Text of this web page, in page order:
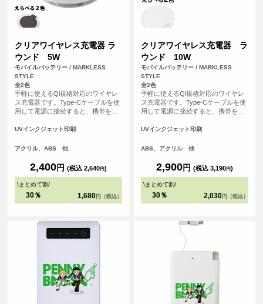
クリアワイヤレス充電器 ラ
ウンド 5W
モバイルバッテリー / MARKLESS
STYLE
全2色
手軽に使えるQi規格対応のワイヤレ
ス充電器です。Type-Cケーブルを使
用して電源に接続すると、携帯を置
青いライトが輝き、外側のアクリル
美しく彩ります。
UVインクジェット印刷
アクリル、ABS 他
2,400円 (税込 2,640円)
\まとめて割/
30％ 1,680 円（税込）
クリアワイヤレス充電器 ラ
ウンド 10W
モバイルバッテリー / MARKLESS
STYLE
全2色
手軽に使えるQi規格対応のワイヤレ
ス充電器です。Type-Cケーブルを使
用して電源に接続すると、携帯を置
アクリルを使用したことで、光が反
きれいに点灯するため、置いている
ベーシックでお使いいただきやすい
ブラック・ホワイトの2色展開です。
自宅やオフィスなどでインテリア感
イベントの記念品やお店のオリジナ
UVインクジェット印刷
ABS、アクリル 他
2,900円 (税込 3,190円)
\まとめて割/
30％ 2,030 円（税込）